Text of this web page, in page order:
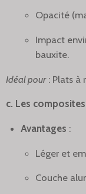
Opacité
Impact
bauxite.
Idéal pour : Plats à
c. Les
Avantages :
Léger et
Couche